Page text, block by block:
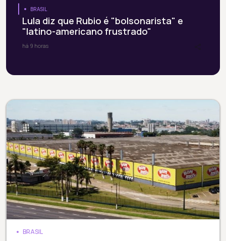
BRASIL
Lula diz que Rubio é "bolsonarista" e
"latino-americano frustrado"
há 9 horas
BRASIL